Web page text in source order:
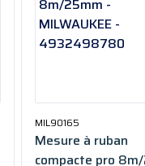
MIL90165
Mesure à ruban
compacte pro